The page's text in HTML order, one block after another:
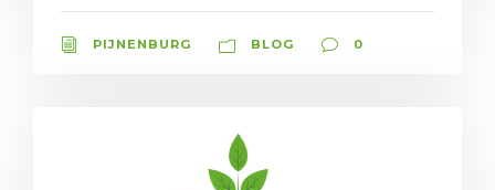
PIJNENBURG BLOG 0